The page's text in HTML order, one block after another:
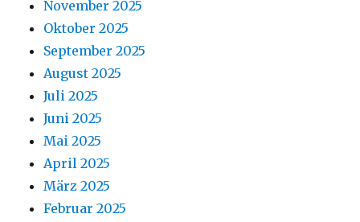
November 2025
Oktober 2025
September 2025
August 2025
Juli 2025
Juni 2025
Mai 2025
April 2025
März 2025
Februar 2025